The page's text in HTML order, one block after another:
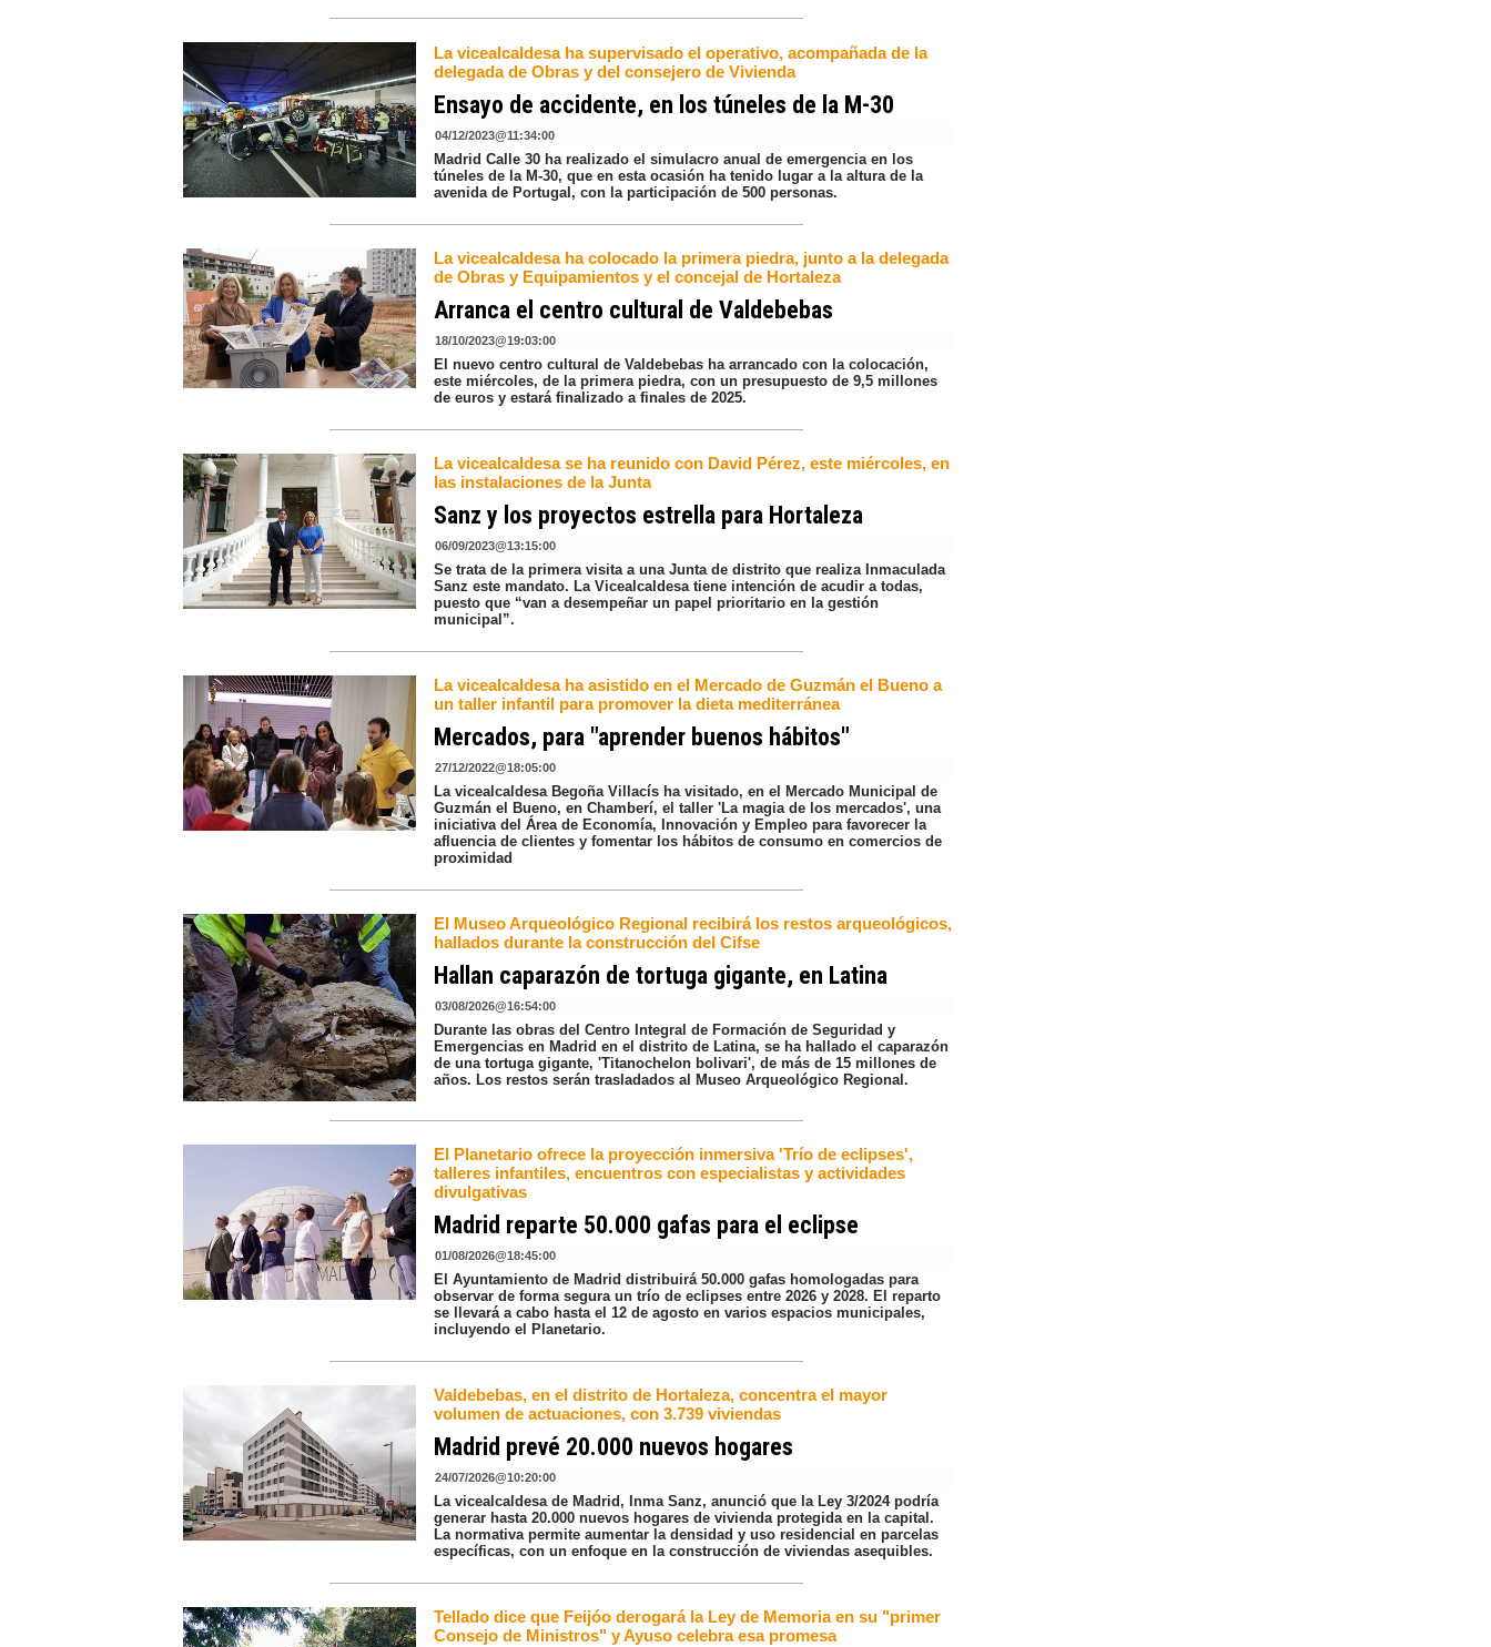
La vicealcaldesa ha supervisado el operativo, acompañada de la
delegada de Obras y del consejero de Vivienda
Ensayo de accidente, en los túneles de la M-30
04/12/2023@11:34:00
Madrid Calle 30 ha realizado el simulacro anual de emergencia en los
túneles de la M-30, que en esta ocasión ha tenido lugar a la altura de la
avenida de Portugal, con la participación de 500 personas.
La vicealcaldesa ha colocado la primera piedra, junto a la delegada
de Obras y Equipamientos y el concejal de Hortaleza
Arranca el centro cultural de Valdebebas
18/10/2023@19:03:00
El nuevo centro cultural de Valdebebas ha arrancado con la colocación,
este miércoles, de la primera piedra, con un presupuesto de 9,5 millones
de euros y estará finalizado a finales de 2025.
La vicealcaldesa se ha reunido con David Pérez, este miércoles, en
las instalaciones de la Junta
Sanz y los proyectos estrella para Hortaleza
06/09/2023@13:15:00
Se trata de la primera visita a una Junta de distrito que realiza Inmaculada
Sanz este mandato. La Vicealcaldesa tiene intención de acudir a todas,
puesto que “van a desempeñar un papel prioritario en la gestión
municipal”.
La vicealcaldesa ha asistido en el Mercado de Guzmán el Bueno a
un taller infantil para promover la dieta mediterránea
Mercados, para "aprender buenos hábitos"
27/12/2022@18:05:00
La vicealcaldesa Begoña Villacís ha visitado, en el Mercado Municipal de
Guzmán el Bueno, en Chamberí, el taller 'La magia de los mercados', una
iniciativa del Área de Economía, Innovación y Empleo para favorecer la
afluencia de clientes y fomentar los hábitos de consumo en comercios de
proximidad
El Museo Arqueológico Regional recibirá los restos arqueológicos,
hallados durante la construcción del Cifse
Hallan caparazón de tortuga gigante, en Latina
03/08/2026@16:54:00
Durante las obras del Centro Integral de Formación de Seguridad y
Emergencias en Madrid en el distrito de Latina, se ha hallado el caparazón
de una tortuga gigante, 'Titanochelon bolivari', de más de 15 millones de
años. Los restos serán trasladados al Museo Arqueológico Regional.
El Planetario ofrece la proyección inmersiva 'Trío de eclipses',
talleres infantiles, encuentros con especialistas y actividades
divulgativas
Madrid reparte 50.000 gafas para el eclipse
01/08/2026@18:45:00
El Ayuntamiento de Madrid distribuirá 50.000 gafas homologadas para
observar de forma segura un trío de eclipses entre 2026 y 2028. El reparto
se llevará a cabo hasta el 12 de agosto en varios espacios municipales,
incluyendo el Planetario.
Valdebebas, en el distrito de Hortaleza, concentra el mayor
volumen de actuaciones, con 3.739 viviendas
Madrid prevé 20.000 nuevos hogares
24/07/2026@10:20:00
La vicealcaldesa de Madrid, Inma Sanz, anunció que la Ley 3/2024 podría
generar hasta 20.000 nuevos hogares de vivienda protegida en la capital.
La normativa permite aumentar la densidad y uso residencial en parcelas
específicas, con un enfoque en la construcción de viviendas asequibles.
Tellado dice que Feijóo derogará la Ley de Memoria en su "primer
Consejo de Ministros" y Ayuso celebra esa promesa